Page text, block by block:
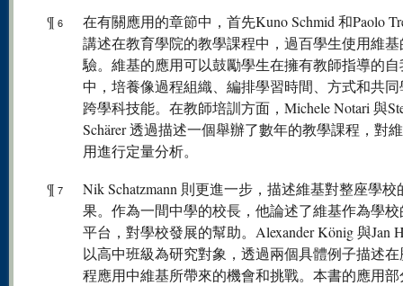
¶ 6
在有關應用的章節中，首先Kuno Schmid 和Paolo
講述在教育學院的教學課程中，過百學生使用維基
驗。維基的應用可以鼓勵學生在擁有教師指導的
中，培養像過程組織、編排學習時間、方式和共
跨學科技能。在教師培訓方面，Michele Notari 與
Schärer 透過描述一個舉辦了數年的教學課程，對
用進行定量分析。
¶ 7
Nik Schatzmann 則更進一步，描述維基對整座學校
果。作為一間中學的校長，他論述了維基作為學
平台，對學校發展的幫助。Alexander König 與Jan
以高中班級為研究對象，透過兩個具體例子描述
程應用中維基所帶來的機會和挑戰。本書的應用